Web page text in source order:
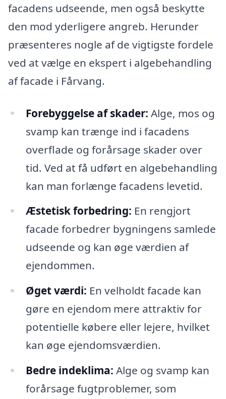
facadens udseende, men også beskytte
den mod yderligere angreb. Herunder
præsenteres nogle af de vigtigste fordele
ved at vælge en ekspert i algebehandling
af facade i Fårvang.
Forebyggelse af skader: Alge, mos og
svamp kan trænge ind i facadens
overflade og forårsage skader over
tid. Ved at få udført en algebehandling
kan man forlænge facadens levetid.
Æstetisk forbedring: En rengjort
facade forbedrer bygningens samlede
udseende og kan øge værdien af
ejendommen.
Øget værdi: En velholdt facade kan
gøre en ejendom mere attraktiv for
potentielle købere eller lejere, hvilket
kan øge ejendomsværdien.
Bedre indeklima: Alge og svamp kan
forårsage fugtproblemer, som